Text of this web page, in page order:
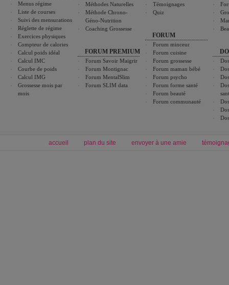
Menus régime
Liste de courses
Suivi des mensurations
Réglette de régime
Exercices physiques
Compteur de calories
Calcul poids idéal
Calcul IMC
Courbe de poids
Calcul IMG
Grossesse mois par
mois
Méthodes Naturelles
Méthode Chrono-
Géno-Nutrition
Coaching Grossesse
FORUM PREMIUM
Forum Savoir Maigrir
Forum Montignac
Forum MentalSlim
Forum SLIM data
Témoignages
Quiz
FORUM
Forum minceur
Forum cuisine
Forum grossesse
Forum maman bébé
Forum psycho
Forum forme santé
Forum beauté
Forum communauté
accueil plan du site envoyer à une amie